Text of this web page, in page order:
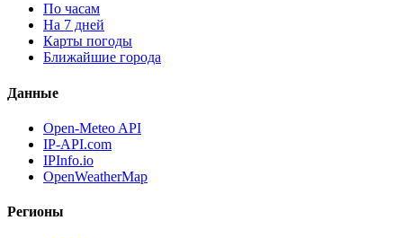
По часам
На 7 дней
Карты погоды
Ближайшие города
Данные
Open-Meteo API
IP-API.com
IPInfo.io
OpenWeatherMap
Регионы